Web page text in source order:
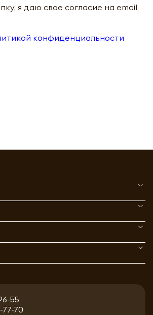
я даю свое согласие на email
конфиденциальности
55
77-70